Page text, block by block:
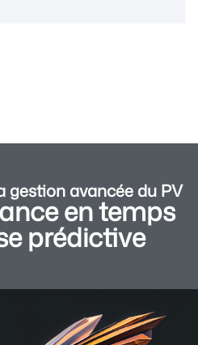
gestion avancée du PV
en temps
prédictive